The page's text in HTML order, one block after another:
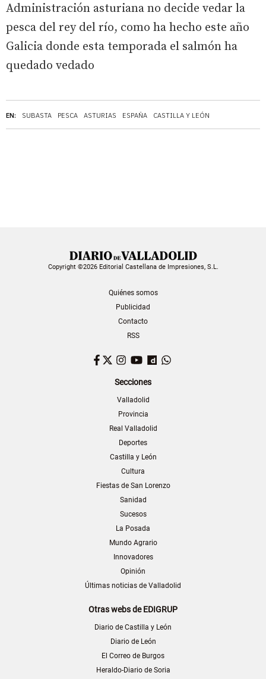
EN: SUBASTA PESCA ASTURIAS ESPAÑA CASTILLA Y LEÓN
Administración asturiana no decide vedar la
pesca del rey del río, como ha hecho este año
Galicia donde esta temporada el salmón ha
quedado vedado
Copyright ©2026 Editorial Castellana de Impresiones, S.L.
Quiénes somos
Publicidad
Contacto
RSS
Facebook
TwitterInstagram
YouTubeDailymotion
Secciones
Valladolid
Provincia
Real Valladolid
Deportes
Castilla y León
Cultura
Fiestas de San Lorenzo
Sanidad
Sucesos
La Posada
Mundo Agrario
Innovadores
Opinión
Últimas noticias de Valladolid
Otras webs de EDIGRUP
Diario de Castilla y León
Diario de León
El Correo de Burgos
Heraldo-Diario de Soria